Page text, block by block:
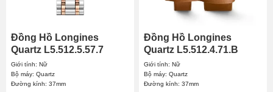
Đồng Hồ Longines
Quartz L5.512.5.57.7
37mm Nữ
Giới tính: Nữ
Bộ máy: Quartz
Đường kính: 37mm
Đồng Hồ Longines
Quartz L5.512.4.71.B
37mm Nữ
Giới tính: Nữ
Bộ máy: Quartz
Đường kính: 37mm